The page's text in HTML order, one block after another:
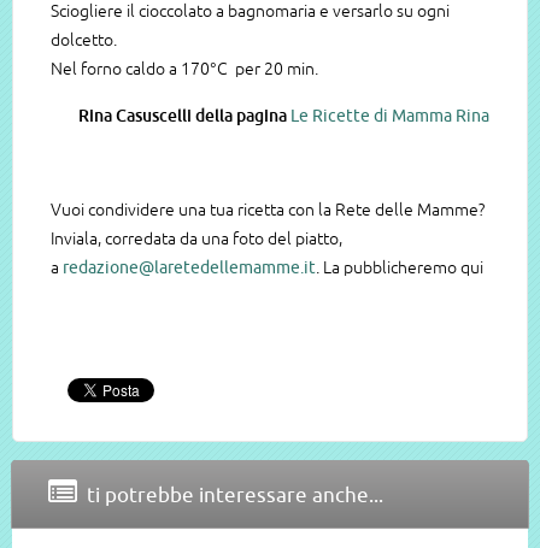
Sciogliere il cioccolato a bagnomaria e versarlo su ogni
dolcetto.
Nel forno caldo a 170°C per 20 min.
Rina Casuscelli della pagina Le Ricette di Mamma Rina
Vuoi condividere una tua ricetta con la Rete delle Mamme?
Inviala, corredata da una foto del piatto,
a redazione@laretedellemamme.it . La pubblicheremo qui
ti potrebbe interessare anche...